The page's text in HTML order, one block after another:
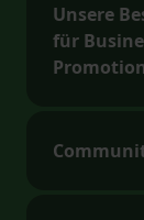
Unsere
für
Promotion